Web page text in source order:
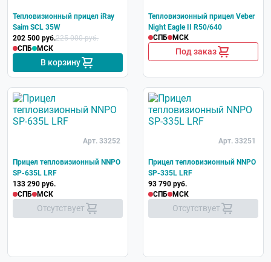
Тепловизионный прицел iRay
Saim SCL 35W
202 500 руб.225 000 руб.
СПБ
МСК
В корзину
Тепловизионный прицел Veber
Night Eagle II R50/640
СПБ
МСК
Под заказ
Арт. 33252
Прицел тепловизионный NNPO
SP-635L LRF
133 290 руб.
СПБ
МСК
Отсутствует
Арт. 33251
Прицел тепловизионный NNPO
SP-335L LRF
93 790 руб.
СПБ
МСК
Отсутствует